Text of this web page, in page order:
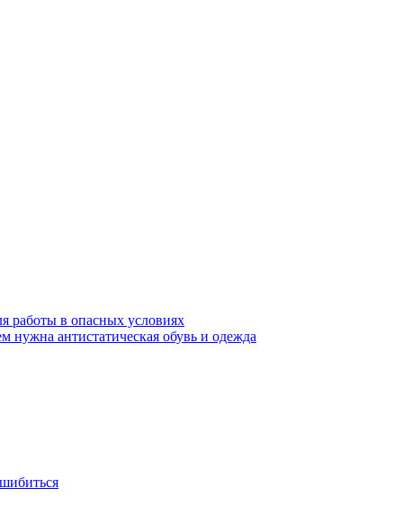
работы в опасных условиях
нужна антистатическая обувь и одежда